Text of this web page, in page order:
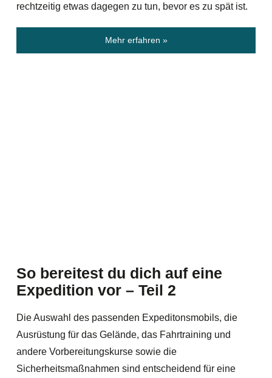
rechtzeitig etwas dagegen zu tun, bevor es zu spät ist.
Mehr erfahren »
So bereitest du dich auf eine
Expedition vor – Teil 2
Die Auswahl des passenden Expeditonsmobils, die
Ausrüstung für das Gelände, das Fahrtraining und
andere Vorbereitungskurse sowie die
Sicherheitsmaßnahmen sind entscheidend für eine